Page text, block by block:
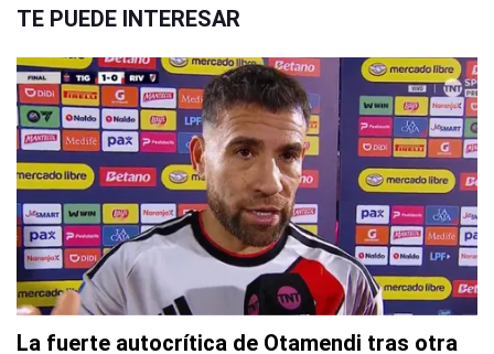
TE PUEDE INTERESAR
La fuerte autocrítica de Otamendi tras otra